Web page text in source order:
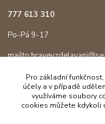
777 613 310
Po-Pá 9-17
Pro základní
účely a v případě
využíváme soubory
cookies můžete kdykoli